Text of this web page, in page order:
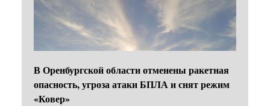
В Оренбургской области отменены ракетная
опасность, угроза атаки БПЛА и снят режим
«Ковер»